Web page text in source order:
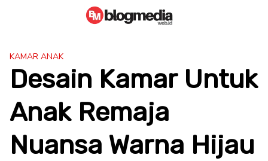
KAMAR ANAK
Desain Kamar Untuk
Anak Remaja
Nuansa Warna Hijau